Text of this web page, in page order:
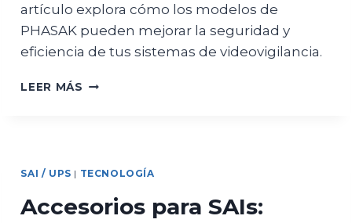
artículo explora cómo los modelos de
PHASAK pueden mejorar la seguridad y
eficiencia de tus sistemas de videovigilancia.
LEER MÁS SOLUCIONES
PROTECCIÓN
EQUIPOS
DE
SAI / UPS | TECNOLOGÍA
Accesorios para SAIs: